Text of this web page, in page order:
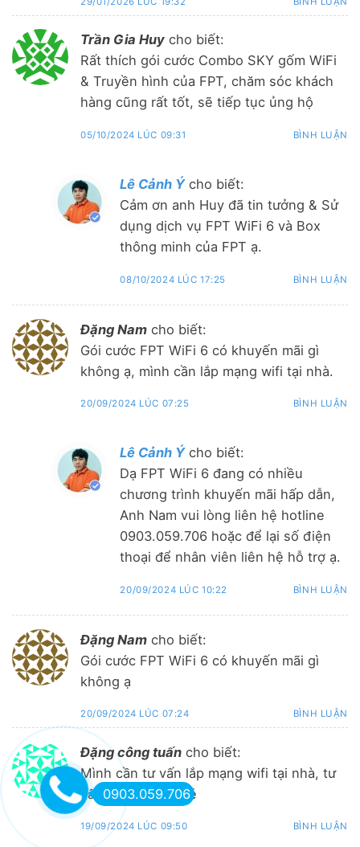
Trần Gia Huy cho biết:
Rất thích gói cước Combo SKY gốm WiFi
& Truyền hình của FPT, chăm sóc khách
hàng cũng rất tốt, sẽ tiếp tục ủng hộ
05/10/2024 LÚC 09:31 BÌNH LUẬN
Lê Cảnh Ý cho biết:
Cảm ơn anh Huy đã tin tưởng & Sử
dụng dịch vụ FPT WiFi 6 và Box
thông minh của FPT ạ.
08/10/2024 LÚC 17:25 BÌNH LUẬN
Đặng Nam cho biết:
Gói cước FPT WiFi 6 có khuyến mãi gì
không ạ, mình cần lắp mạng wifi tại nhà.
20/09/2024 LÚC 07:25 BÌNH LUẬN
Lê Cảnh Ý cho biết:
Dạ FPT WiFi 6 đang có nhiều
chương trình khuyến mãi hấp dẫn,
Anh Nam vui lòng liên hệ hotline
0903.059.706 hoặc để lại số điện
thoại để nhân viên liên hệ hỗ trợ ạ.
20/09/2024 LÚC 10:22 BÌNH LUẬN
Đặng Nam cho biết:
Gói cước FPT WiFi 6 có khuyến mãi gì
không ạ
20/09/2024 LÚC 07:24 BÌNH LUẬN
Đặng công tuấn cho biết:
Mình cần tư vấn lắp mạng wifi tại nhà, tư
vấn giúp mình nhé
19/09/2024 LÚC 09:50 BÌNH LUẬN
0903.059.706